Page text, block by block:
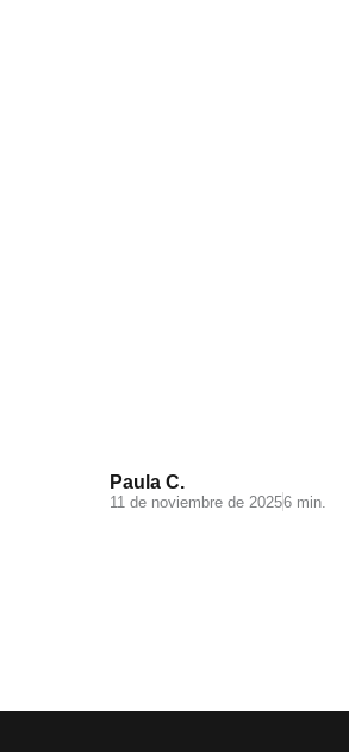
Paula C.
11 de noviembre de 20256 min.